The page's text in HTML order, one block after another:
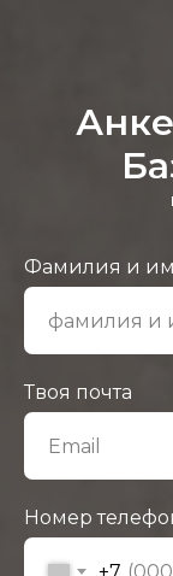
Фамилия и
Твоя почта
Номер
+7